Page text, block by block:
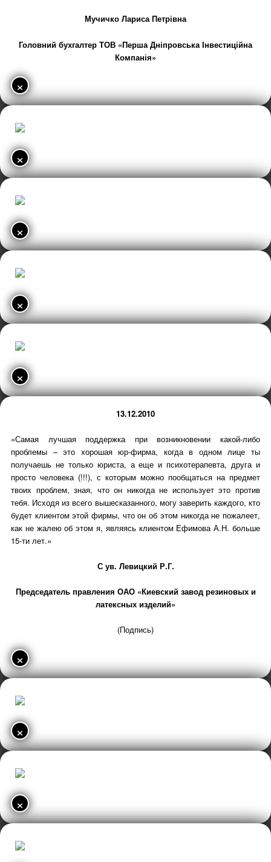
Мучичко Лариса Петрівна
Головний бухгалтер ТОВ «Перша Дніпровська Інвестиційна
Компанія»
×
×
×
×
×
13.12.2010
«Самая лучшая поддержка при возникновении какой-либо
проблемы – это хорошая юр-фирма, когда в одном лице ты
получаешь не только юриста, а еще и психотерапевта, друга и
просто человека (!!!), с которым можно пообщаться на предмет
твоих проблем, зная, что он никогда не использует это против
тебя. Исходя из всего вышесказанного, могу заверить каждого, кто
будет клиентом этой фирмы, что он об этом никогда не пожалеет,
как не жалею об этом я, являясь клиентом Ефимова А.Н. больше
15-ти лет.»
С ув. Левицкий Р.Г.
Председатель правления ОАО «Киевский завод резиновых и
латексных изделий»
(Подпись)
×
×
×